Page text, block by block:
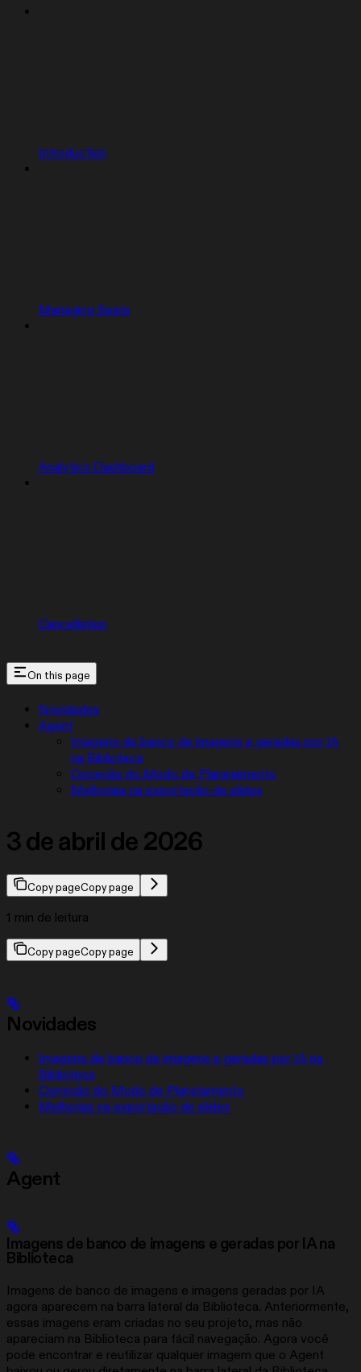
Introduction
Managing Seats
Analytics Dashboard
Cancellation
On this page
Novidades
Agent
Imagens de banco de imagens e geradas por IA
na Biblioteca
Correção do Modo de Planejamento
Melhorias na exportação de slides
3 de abril de 2026
Copy pageCopy page
1 min de leitura
Copy pageCopy page
Novidades
Imagens de banco de imagens e geradas por IA na
Biblioteca
Correção do Modo de Planejamento
Melhorias na exportação de slides
Agent
Imagens de banco de imagens e geradas por IA na
Biblioteca
Imagens de banco de imagens e imagens geradas por IA
agora aparecem na barra lateral da Biblioteca. Anteriormente,
essas imagens eram criadas no seu projeto, mas não
apareciam na Biblioteca para fácil navegação. Agora você
pode encontrar e reutilizar qualquer imagem que o Agent